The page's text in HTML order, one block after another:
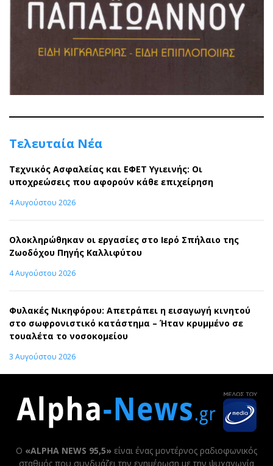
Τελευταία Νέα
Τεχνικός Ασφαλείας και ΕΦΕΤ Υγιεινής: Οι
υποχρεώσεις που αφορούν κάθε επιχείρηση
4 Αυγούστου 2026
Ολοκληρώθηκαν οι εργασίες στο Ιερό Σπήλαιο της
Ζωοδόχου Πηγής Καλλιφύτου
4 Αυγούστου 2026
Φυλακές Νικηφόρου: Απετράπει η εισαγωγή κινητού
στο σωφρονιστικό κατάστημα – Ήταν κρυμμένο σε
τουαλέτα το νοσοκομείου
3 Αυγούστου 2026
Ο «ALPHA NEWS 95,5» είναι ένας μοντέρνος ραδιοφωνικός
σταθμός που συνδυάζει την ενημέρωση με την ψυχαγωγία